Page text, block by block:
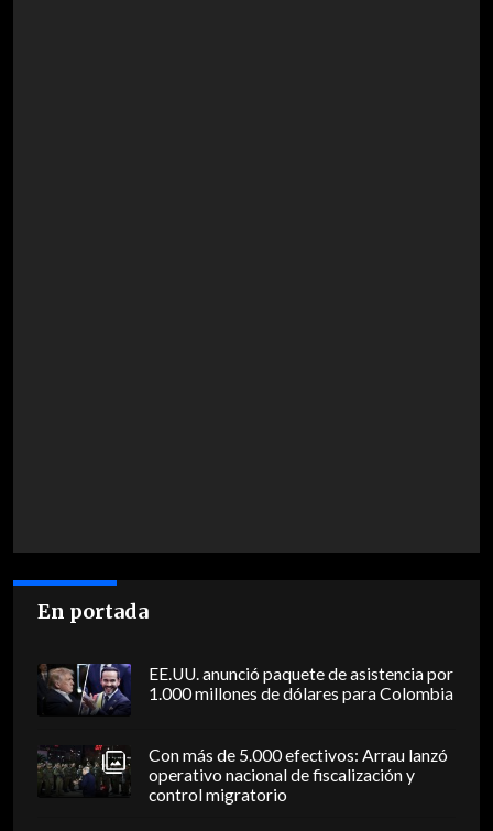
En portada
EE.UU. anunció paquete de asistencia por
1.000 millones de dólares para Colombia
Con más de 5.000 efectivos: Arrau lanzó
operativo nacional de fiscalización y
control migratorio